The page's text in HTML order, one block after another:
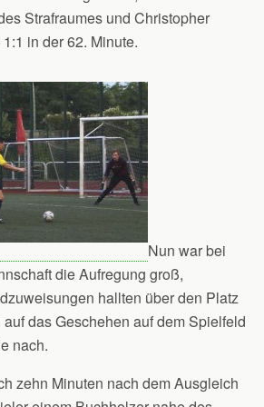
Strafraumes und Christopher
in der 62. Minute.
Nun war bei
die Aufregung groß,
hallten über den Platz
das Geschehen auf dem Spielfeld
nach.
zehn Minuten nach dem Ausgleich